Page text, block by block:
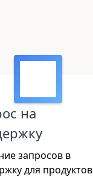
на
запросов в
для продуктов